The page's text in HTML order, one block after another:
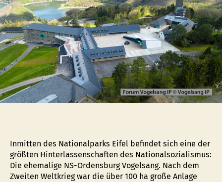
Besuch
des
Internationalen
Platzes
Vogelsang
im
Nationalpark
Eifel
Inmitten des Nationalparks Eifel befindet sich eine der
größten Hinterlassenschaften des Nationalsozialismus:
Die ehemalige NS-Ordensburg Vogelsang. Nach dem
Zweiten Weltkrieg war die über 100 ha große Anlage